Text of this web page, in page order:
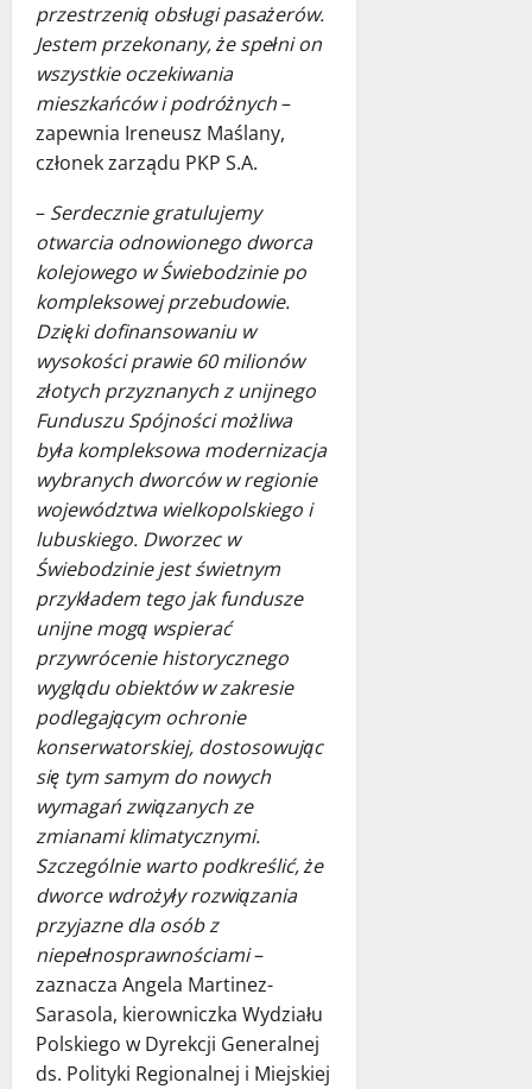
przestrzenią obsługi pasażerów.
Jestem przekonany, że spełni on
wszystkie oczekiwania
mieszkańców i podróżnych–
zapewnia Ireneusz Maślany,
członek zarządu PKP S.A.
– Serdecznie gratulujemy
otwarcia odnowionego dworca
kolejowego w Świebodzinie po
kompleksowej przebudowie.
Dzięki dofinansowaniu w
wysokości prawie 60 milionów
złotych przyznanych z unijnego
Funduszu Spójności możliwa
była kompleksowa modernizacja
wybranych dworców w regionie
województwa wielkopolskiego i
lubuskiego. Dworzec w
Świebodzinie jest świetnym
przykładem tego jak fundusze
unijne mogą wspierać
przywrócenie historycznego
wyglądu obiektów w zakresie
podlegającym ochronie
konserwatorskiej, dostosowując
się tym samym do nowych
wymagań związanych ze
zmianami klimatycznymi.
Szczególnie warto podkreślić, że
dworce wdrożyły rozwiązania
przyjazne dla osób z
niepełnosprawnościami–
zaznacza Angela Martinez-
Sarasola, kierowniczka Wydziału
Polskiego w Dyrekcji Generalnej
ds. Polityki Regionalnej i Miejskiej